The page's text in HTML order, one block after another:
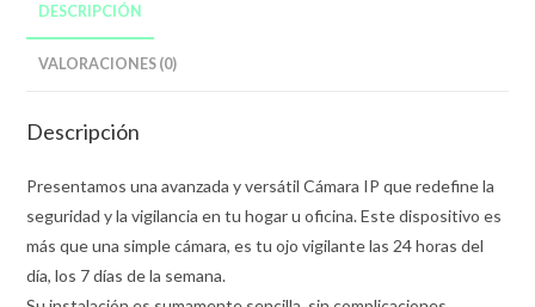
DESCRIPCIÓN
VALORACIONES (0)
Descripción
Presentamos una avanzada y versátil Cámara IP que redefine la
seguridad y la vigilancia en tu hogar u oficina. Este dispositivo es
más que una simple cámara, es tu ojo vigilante las 24 horas del
día, los 7 días de la semana.